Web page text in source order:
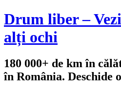
Drum liber –
alți ochi
180 000+ de km în
în România. Deschide